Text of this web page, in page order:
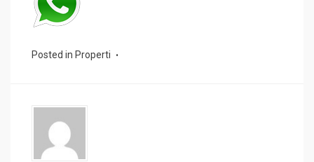
Posted in Properti